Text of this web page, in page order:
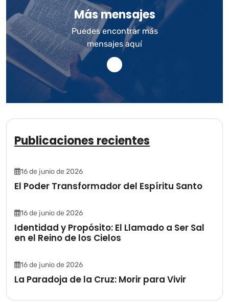
Más mensajes
Puedes encontrar más
mensajes aquí
Publicaciones recientes
16 de junio de 2026
El Poder Transformador del Espíritu Santo
16 de junio de 2026
Identidad y Propósito: El Llamado a Ser Sal
en el Reino de los Cielos
16 de junio de 2026
La Paradoja de la Cruz: Morir para Vivir